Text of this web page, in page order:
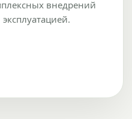
внедрений